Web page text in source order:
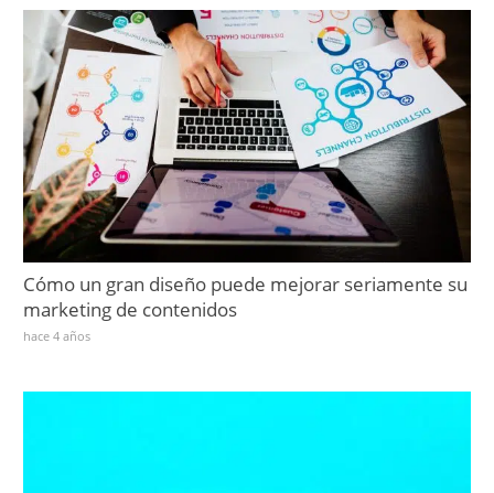
Cómo un gran diseño puede mejorar seriamente su
marketing de contenidos
hace 4 años